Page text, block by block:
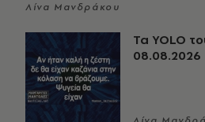
Λίνα Μανδράκου
Τα YOLO
08.08.2026